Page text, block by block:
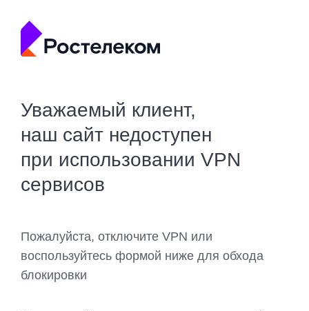
Уважаемый клиент,
наш сайт недоступен
при использовании VPN
сервисов
Пожалуйста, отключите VPN или
воспользуйтесь формой ниже для обхода
блокировки